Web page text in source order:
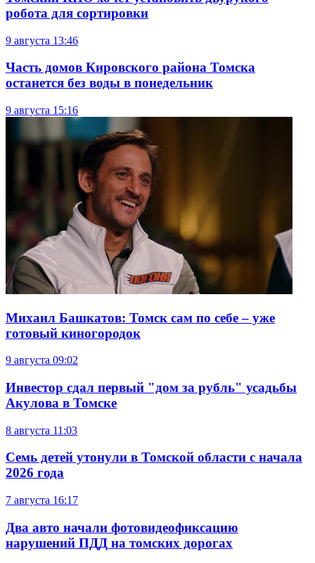
робота для сортировки
9 августа 13:46
Часть домов Кировского района Томска
останется без воды в понедельник
9 августа 15:16
Михаил Башкатов: Томск сам по себе – уже
готовый киногородок
9 августа 09:02
Инвестор сдал первый "дом за рубль" усадьбы
Акулова в Томске
8 августа 11:03
Семь детей утонули в Томской области с начала
2026 года
7 августа 16:17
Два авто начали фотовидеофиксацию
нарушений ПДД на томских дорогах